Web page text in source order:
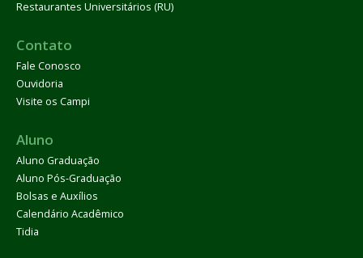
Restaurantes Universitários (RU)
Contato
Fale Conosco
Ouvidoria
Visite os Campi
Aluno
Aluno Graduação
Aluno Pós-Graduação
Bolsas e Auxílios
Calendário Acadêmico
Tidia